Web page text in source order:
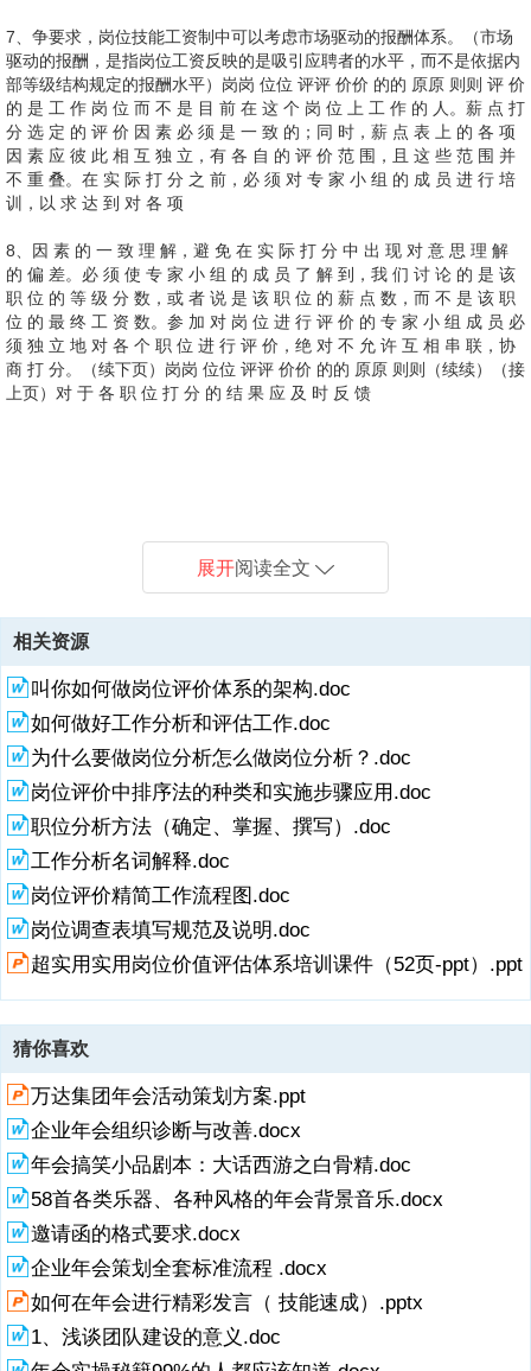
7、争要求，岗位技能工资制中可以考虑市场驱动的报酬体系。（市场
驱动的报酬，是指岗位工资反映的是吸引应聘者的水平，而不是依据内
部等级结构规定的报酬水平）岗岗 位位 评评 价价 的的 原原 则则 评 价
的 是 工 作 岗 位 而 不 是 目 前 在 这 个 岗 位 上 工 作 的 人。薪 点 打
分 选 定 的 评 价 因 素 必 须 是 一 致 的；同 时，薪 点 表 上 的 各 项
因 素 应 彼 此 相 互 独 立，有 各 自 的 评 价 范 围，且 这 些 范 围 并
不 重 叠。在 实 际 打 分 之 前，必 须 对 专 家 小 组 的 成 员 进 行 培
训，以 求 达 到 对 各 项
8、因 素 的 一 致 理 解，避 免 在 实 际 打 分 中 出 现 对 意 思 理 解
的 偏 差。必 须 使 专 家 小 组 的 成 员 了 解 到，我 们 讨 论 的 是 该
职 位 的 等 级 分 数，或 者 说 是 该 职 位 的 薪 点 数，而 不 是 该 职
位 的 最 终 工 资 数。参 加 对 岗 位 进 行 评 价 的 专 家 小 组 成 员 必
须 独 立 地 对 各 个 职 位 进 行 评 价，绝 对 不 允 许 互 相 串 联，协
商 打 分。（续下页）岗岗 位位 评评 价价 的的 原原 则则（续续）（接
上页）对 于 各 职 位 打 分 的 结 果 应 及 时 反 馈
应 该 处 于 保 密 状 态，当 然，在
好 岗 位 评 价。这 样 做，既 可 以 保 证 岗 位 评 价 的 效 果，又 可
以 提 高 评 价 工 作 的 效 率。岗岗 位位 评评 价价 计计 划划 方方 法
法 1、定量定量 要素比较 评分 分析方法：评分法 选择
测评和列等 岗岗 位位 评评 价价 计计 划划 可可 以以 划划 分分 为为
标，每个指标有15的评分等级及对应分值，以进行评分。与需要
负荷强度 精神疲劳 工作环境 岗岗 位位 评评 价价：因因 素素 评评 分
分 美国许多企业通常采用总分为500分，及下列因素权数的分配结构：
现代社会生产自动化的迅速发展，技能因素的权数有减少的趋势，责责
件 250 100 75 75 50%20%15%15%美国企业的常用评价因素：技能
Hay MSL体系时，要考虑3个特征，即“专有技能”、“解决问题能
评 价价：排排 序序 与与 岗岗 位位 分分 类类 岗岗 位位 排排 序序 要
先 确 定 最 重 要 和 最 次 要
业 者 的 业 绩 上。（评价的是岗位而不是个人，防止对人的感情因素
影响评价的客观与公正）岗岗 位位 分分 类类 根 据 技 能 和 职 责 不
同，归 类 （岗位分类也有助于实现分类管理，有利于各项人事决策，
单单 一一 要要 素素 法法 的的 岗岗 位位 评评 价价 又称为“才能与技能
构，如国内许多的小型高新技术企业：纵向层次较少，强调灵活性，多
评价阶段评价阶段 总结阶段总结阶段 操作过程操作过程 专家组的组建
评价表因素的设计及对各项指标的理解 “游戏规则”的确定 标杆的选择
在对每个岗位打分之前的职位介绍 一些需要注意的细节 岗岗 位位 评评
价价 的的 工工 作
成 职 位 说 明 书 评 价 前 的 各 项 准 备 工 作 与 专 家 成 员 讨 论 评
价 表 的 因 素 设 计 和 权 重 分 配 与 专 家 组 成 员 共 同 确 定 对 结
果 评 判 标 准 与 专 家 组 成 员 讨 论 标 杆 的 选 择 组建专家组和操作
个岗位进行试打分和分析其结果 岗岗 位位 评评 价价 的的 工工 作作 阶
各 部 门 内 的 岗 位 进 行 评 价 评 价 前，该 部 门 介 绍 部 门 内 各 岗
位 基 本 情 况 完 成 所 有 的 岗 位 评 价 后，对 全 部 岗 位 进 行 排
序，专 家 组 讨 论 结 果 对 该 部 门 内 的 岗 位 进 行 评 价 对 已 经 评
价 的 岗 位 的 数 据 处 理 结 果 进 行 讨 论 完 成 一 个 部 门 后，对 该
部 门 内 的 各 岗 位 结 果 进
展开阅读全文
相关资源
叫你如何做岗位评价体系的架构.doc
如何做好工作分析和评估工作.doc
为什么要做岗位分析怎么做岗位分析？.doc
岗位评价中排序法的种类和实施步骤应用.doc
职位分析方法（确定、掌握、撰写）.doc
工作分析名词解释.doc
岗位评价精简工作流程图.doc
岗位调查表填写规范及说明.doc
超实用实用岗位价值评估体系培训课件（52页-ppt）.ppt
猜你喜欢
万达集团年会活动策划方案.ppt
企业年会组织诊断与改善.docx
年会搞笑小品剧本：大话西游之白骨精.doc
58首各类乐器、各种风格的年会背景音乐.docx
邀请函的格式要求.docx
企业年会策划全套标准流程 .docx
如何在年会进行精彩发言（ 技能速成）.pptx
1、浅谈团队建设的意义.doc